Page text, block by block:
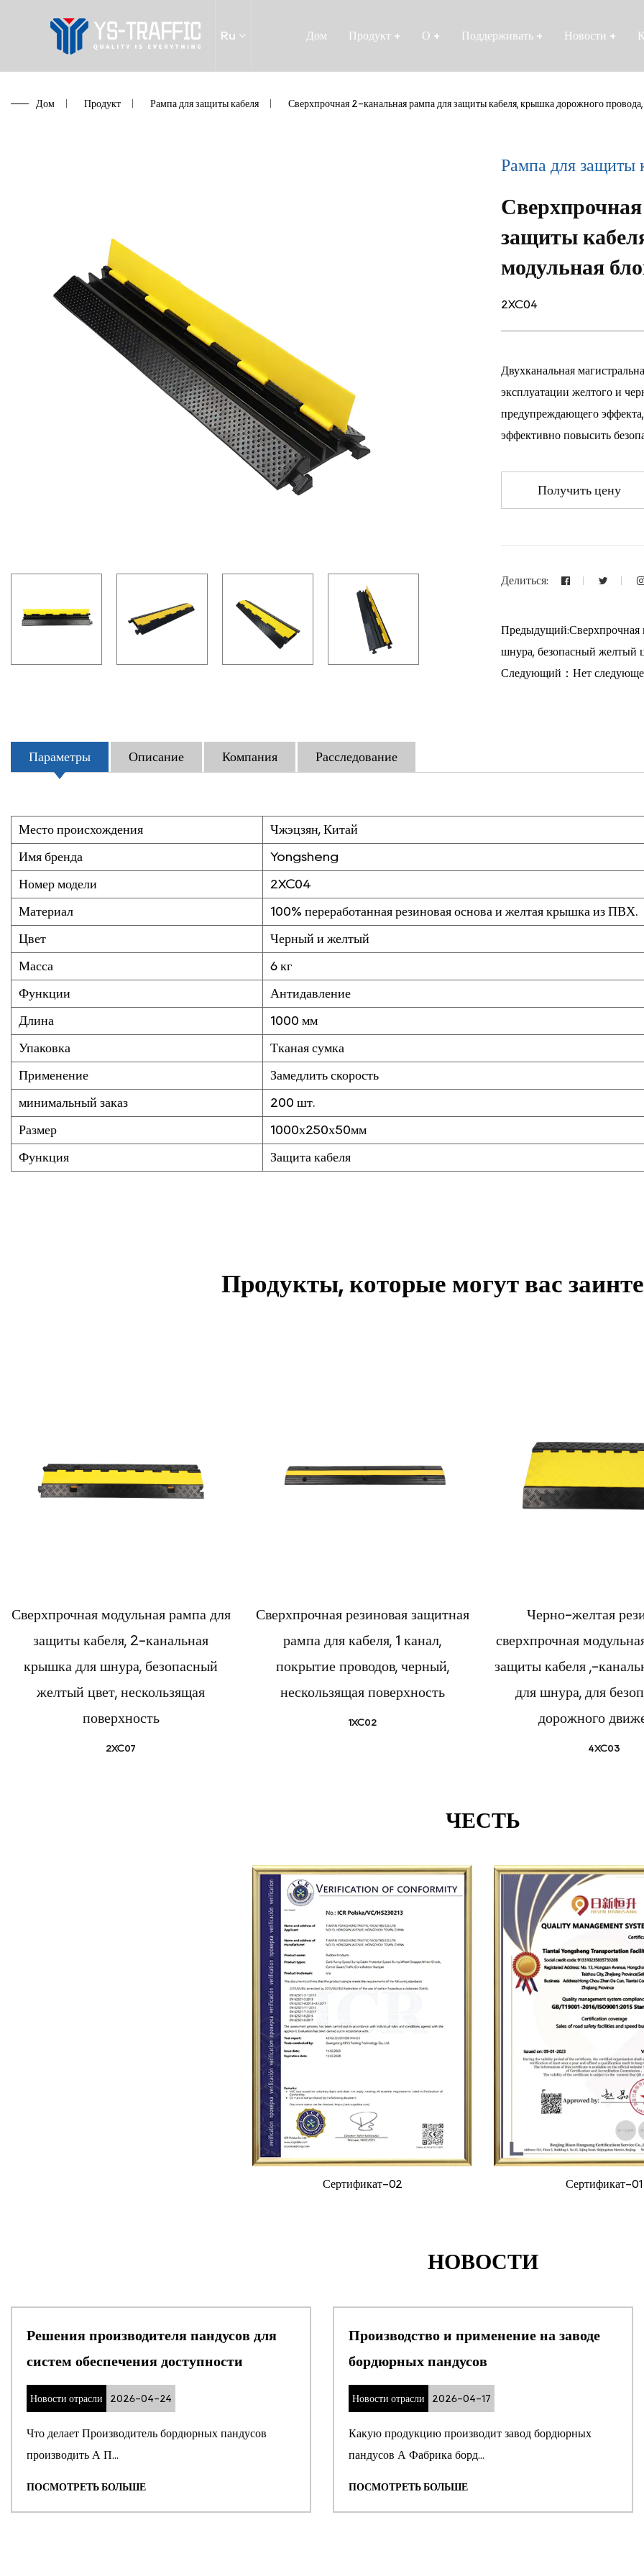
Ru Дом Продукт + О + Поддерживать + Новости +
Дом Продукт Рампа для защиты кабеля Сверхпрочная 2-канальная рампа для защиты кабеля, крышка дорожного
Рампа для защиты
защиты
модульная
2XC04
Двухканальная
эксплуатации желтого и
предупреждающего эффекта,
эффективно повысить
Получить цену
Делиться:
Предыдущий:Сверхпрочная
шнура, безопасный желтый
Следующий：Нет
Параметры Описание Компания Расследование
Место происхождения Чжэцзян, Китай
Имя бренда Yongsheng
Номер модели 2XC04
Материал 100% переработанная резиновая основа и желтая крышка из ПВХ.
Цвет Черный и желтый
Масса 6 кг
Функции Антидавление
Длина 1000 мм
Упаковка Тканая сумка
Применение Замедлить скорость
минимальный заказ 200 шт.
Размер 1000х250х50мм
Функция Защита кабеля
Продукты, которые могут вас
Сверхпрочная модульная рампа для
защиты кабеля, 2-канальная
крышка для шнура, безопасный
желтый цвет, нескользящая
поверхность
2XC07
Сверхпрочная резиновая защитная
рампа для кабеля, 1 канал,
покрытие проводов, черный,
нескользящая поверхность
1XC02
Черно-желтая
сверхпрочная
защиты кабеля ,-
для шнура, для
дорожного
4XC03
ЧЕСТЬ
Сертификат-02 Сертификат-01
НОВОСТИ
Решения производителя пандусов для
систем обеспечения доступности
Новости отрасли 2026-04-24
Что делает Производитель бордюрных пандусов
производить А П...
ПОСМОТРЕТЬ БОЛЬШЕ
Производство и применение на заводе
бордюрных пандусов
Новости отрасли 2026-04-17
Какую продукцию производит завод бордюрных
пандусов А Фабрика борд...
ПОСМОТРЕТЬ БОЛЬШЕ